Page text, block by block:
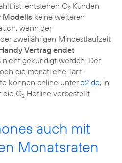
ist, entstehen O2 Kunden
Modells keine weiteren
wenn der
zweijährigen Mindestlaufzeit
Vertrag endet
nicht gekündigt werden. Der
die monatliche Tarif-
können online untero2.de, in
die O2 Hotline vorbestellt
auch mit
Monatsraten